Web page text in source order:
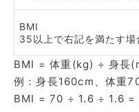
BMI
35以上で右記を満たす場
BMI = 体重(kg) ÷ 身長
例：身長160cm、体重
BMI = 70 ÷ 1.6 ÷ 1.6 =